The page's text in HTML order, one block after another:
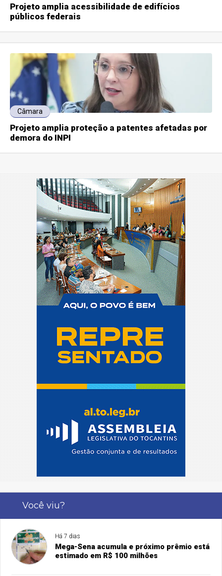
Projeto amplia acessibilidade de edifícios
públicos federais
Câmara
Projeto amplia proteção a patentes afetadas por
demora do INPI
Você viu?
Há 7 dias
Mega-Sena acumula e próximo prêmio está
estimado em R$ 100 milhões